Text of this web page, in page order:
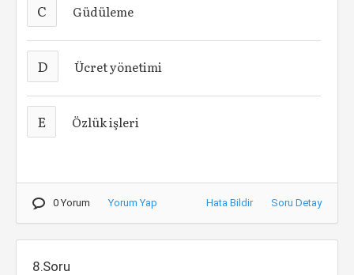
C Güdüleme
D Ücret yönetimi
E Özlük işleri
0 Yorum Yorum Yap Hata Bildir Soru Detay
8.Soru